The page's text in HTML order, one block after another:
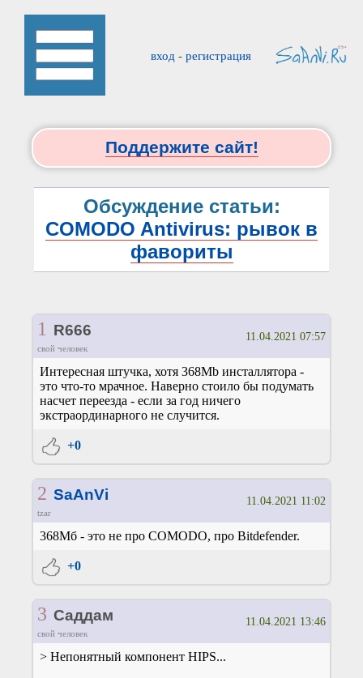
вход - регистрация
Поддержите сайт!
Обсуждение статьи:
COMODO Antivirus: рывок в
фавориты
1 R666
свой человек
11.04.2021 07:57
Интересная штучка, хотя 368Mb инсталлятора -
это что-то мрачное. Наверно стоило бы подумать
насчет переезда - если за год ничего
экстраординарного не случится.
+0
2 SaAnVi
tzar
11.04.2021 11:02
368Мб - это не про COMODO, про Bitdefender.
+0
3 Саддам
свой человек
11.04.2021 13:46
> Непонятный компонент HIPS...